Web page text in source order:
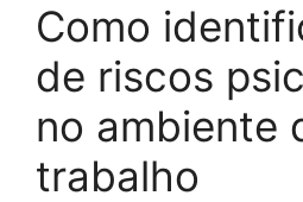
Como
de riscos
no ambiente
trabalho